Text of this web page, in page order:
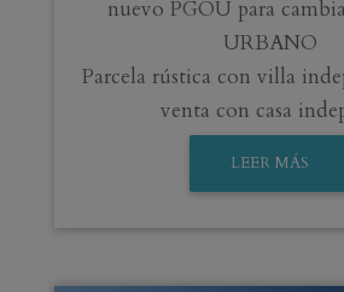
nuevo PGOU para
URBANO
Parcela rústica con villa
venta con casa
LEER MÁS